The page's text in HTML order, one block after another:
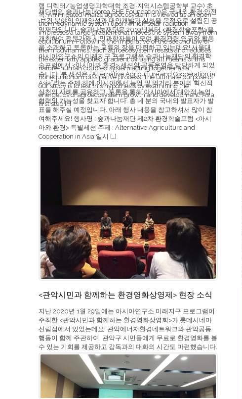
재단법인 숲과나눔(Korea SHE Foundation)은 국내외 환경·안전
·보건 분야의 인재양성과 대안개발과 실천을 목적으로 설립된 공
익재단입니다. 숲과나눔재단은 2019년부터 <환경학술포럼>을
개최하여 전문가와 시민과학자들이 모여 환경관련 연구와 활동
을 소개하고 토론하는 교류의 장을 마련하고 있는데요! 서울대
아시아연구소의 미래지구 프로그램은 숲과나눔재단의 환경학
술포럼에서 <아시아와 환경> 세션의 공동운영을 담당하게 되었
습니다. 본 세션은 “Alternative Agriculture and Cooperation in
Asia”라는 주제 하에 아시아에서 농업 및 먹거리 분야의 혁신적
실천의 사례를 공유하고, 토론을 통해 아시아에서 대안적 농업
협력의 가능성을 찾고자 합니다. 총 네 분의 국내외 발표자가 발
표를 해주실 예정입니다. 아래 행사 내용을 참고하셔서 많이 참
여해주세요! 행사명 : 숲과나눔재단 제2차 환경학술포럼 <아시
아와 환경> 특별세션 주제 : Alternative Agriculture and
Cooperation in Asia 일시 […]
램 디렉터/농업생명과학대학 조경∙지역시스템공학부 교수) 초
록: An irrigated-maize agroecosystem is viewed as an open
thermodynamic system upon which solar radiation
impresses a large gradient that moves the system away from
equilibrium. Following the imperative of the second law of
thermodynamics, such agroecosystem resists and reduces
the externally applied gradient by using all means of this
nature-human coupled system acting together as a
nonequilibrium dissipative process. The ultimate purpose of
our study is to test this hypothesis by examining the
energetics of agroecosystem growth and development. As a
first step […]
<관악시민과 함께하는 환경영화상영제> 현장 소식
지난 2020년 1월 29일에는 아시아연구소 미래지구 프로그램이
주최한 <관악시민과 함께하는 환경영화상영회>가 롯데시네마
신림점에서 있었는데요! 관악에너지환경네트워크와 관악공동
행동이 함께 주관하여, 관악구 시민들에게 무료로 환경영화를 볼
수 있는 기회를 제공하고 감독과의 대화의 시간도 마련했습니다.
아시아연구소의 미래지구 프로그램이 속한 글로벌 네트워크인
미래지구(Future Earth)는 국가적 차원에서의 활동 뿐만 아니라,
학계를 넘어서 시민사회와 언론과의 협력 사업에도 노력을 기울
일 필요가 있음을 강조합니다! 이런 이유로 <관악시민과 함께하
는 환경영화상영회>가 열리게 되었습니다. 다큐멘터리 영화 <삽